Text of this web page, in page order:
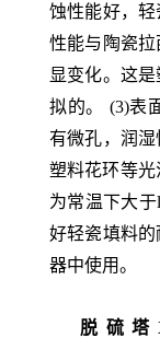
蚀性能好，
性能与陶瓷
显变化。这
拟的。 (3)表
有微孔，润
塑料花环等
为常温下大
好轻瓷填料的
器中使用。
脱硫塔